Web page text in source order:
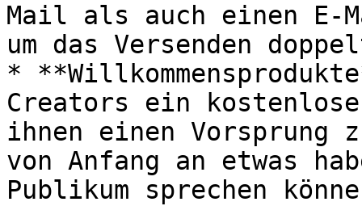
Mail als auch einen E-
um das Versenden
*
Creators ein
ihnen einen Vorsprung
von Anfang an etwas
Publikum sprechen